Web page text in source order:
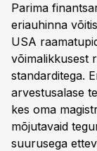
Parima
eriauhinna võitis
USA
võimalikkusest
standarditega.
arvestusalase
kes oma
mõjutavaid
suurusega